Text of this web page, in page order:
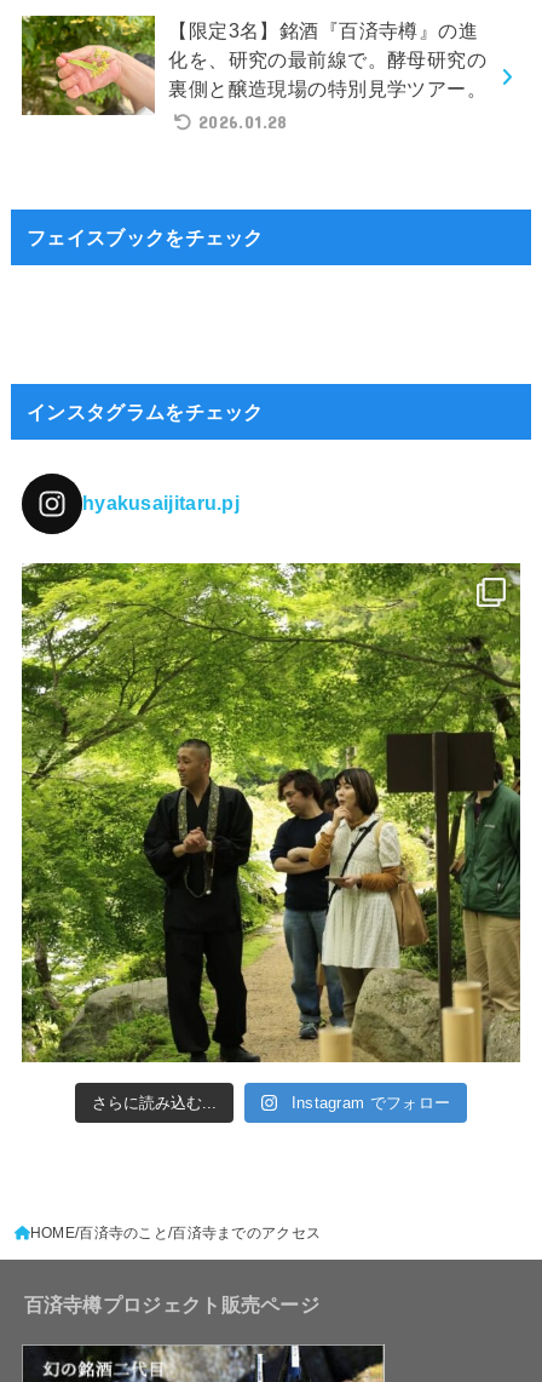
【限定3名】銘酒『百済寺樽』の進
化を、研究の最前線で。酵母研究の
裏側と醸造現場の特別見学ツアー。
2026.01.28
フェイスブックをチェック
インスタグラムをチェック
hyakusaijitaru.pj
さらに読み込む... Instagram でフォロー
HOME 百済寺のこと 百済寺までのアクセス
百済寺樽プロジェクト販売ページ